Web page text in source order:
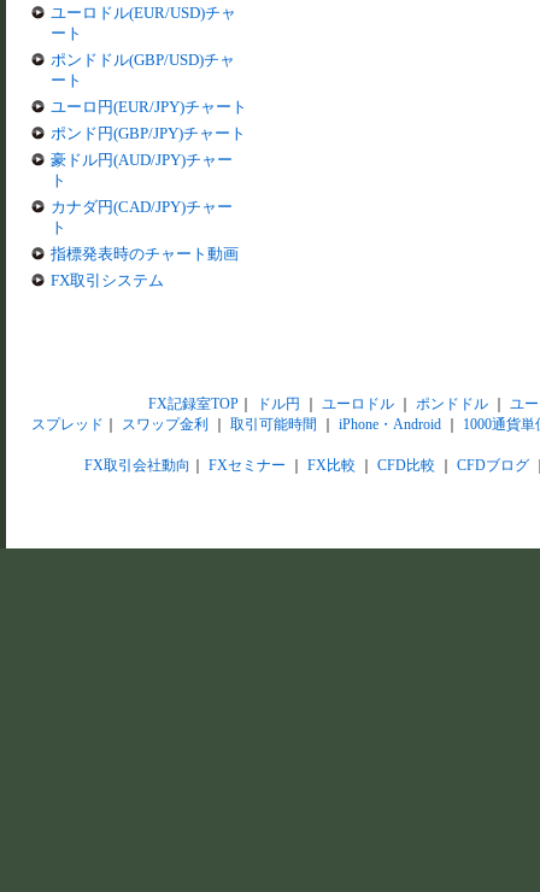
ユーロドル(EUR/USD)チャ
ート
ポンドドル(GBP/USD)チャ
ート
ユーロ円(EUR/JPY)チャート
ポンド円(GBP/JPY)チャート
豪ドル円(AUD/JPY)チャー
ト
カナダ円(CAD/JPY)チャー
ト
指標発表時のチャート動画
FX取引システム
FX記録室TOP｜ ドル円 ユーロドル｜ ポンドドル｜ ユ
スプレッド
スワップ金利 取引可能時間 iPhone・Android 1000通貨単
FX取引会社動向 FXセミナー FX比較 CFD比較 CFDブログ